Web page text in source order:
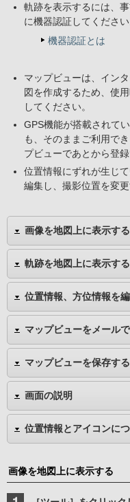
軌跡を表示するには、
に機器認証してください
機器認証とは
マップビューは、イン
図を作成するため、使
してください。
GPS機能が搭載されて
も、そのままご利用で
プビューであとから登録
位置情報にずれが生じ
編集し、撮影位置を変
画像を地図上に表示する
軌跡を地図上に表示する
位置情報、方位情報を
マップビューをメール
マップビューを保存する
画面の説明
位置情報とアイコンに
画像を地図上に表示する